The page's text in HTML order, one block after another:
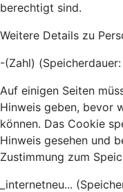
berechtigt sind.
Weitere Details zu
-(Zahl)
Auf einigen Seiten
Hinweis geben, bevor
können. Das Cookie
Hinweis gesehen und
Zustimmung zum
_internetneu...